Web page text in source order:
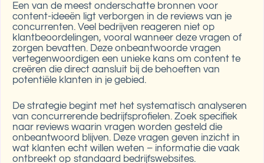
Een van de meest onderschatte bronnen voor
content-ideeën ligt verborgen in de reviews van je
concurrenten. Veel bedrijven reageren niet op
klantbeoordelingen, vooral wanneer deze vragen of
zorgen bevatten. Deze onbeantwoorde vragen
vertegenwoordigen een unieke kans om content te
creëren die direct aansluit bij de behoeften van
potentiële klanten in je gebied.
De strategie begint met het systematisch analyseren
van concurrerende bedrijfsprofielen. Zoek specifiek
naar reviews waarin vragen worden gesteld die
onbeantwoord blijven. Deze vragen geven inzicht in
wat klanten echt willen weten – informatie die vaak
ontbreekt op standaard bedrijfswebsites.